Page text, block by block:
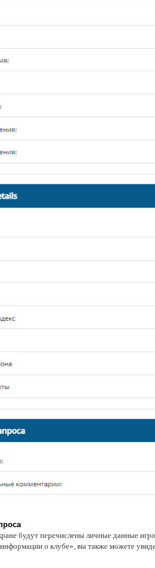
будут перечислены личные данные
о клубе», вы также можете